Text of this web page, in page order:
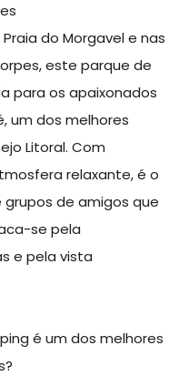
do Morgavel e nas
este parque de
para os apaixonados
um dos melhores
Litoral. Com
relaxante, é o
de amigos que
se pela
e pela vista
é um dos melhores